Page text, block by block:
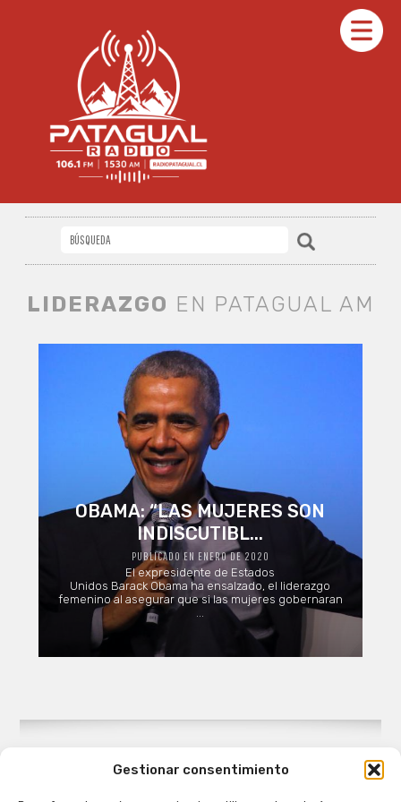
Gestionar consentimiento
LIDERAZGO EN PATAGUAL AM
OBAMA: “LAS MUJERES SON
INDISCUTIBL...
PUBLICADO EN ENERO DE 2020
El expresidente de Estados
Unidos Barack Obama ha ensalzado, el liderazgo
femenino al asegurar que si las mujeres gobernaran